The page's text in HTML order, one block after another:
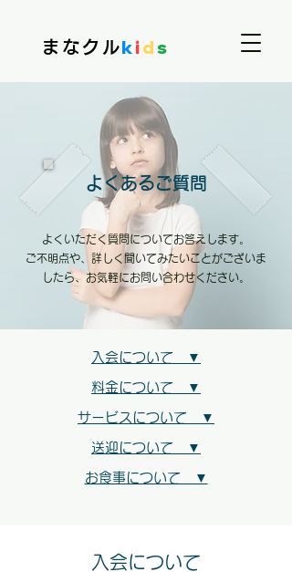
まなクルkids
よくあるご質問
よくいただく質問についてお答えします。
ご不明点や、詳しく聞いてみたいことがございま
したら、お気軽にお問い合わせください。
入会について ▼
料金について ▼
サービスについて ▼
送迎について ▼
お食事について ▼
入会について